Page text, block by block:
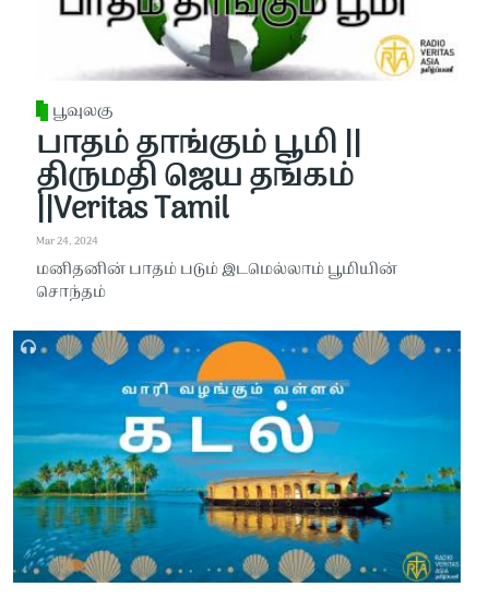
பூவுலகு
பாதம் தாங்கும் பூமி ||
திருமதி ஜெய தங்கம்
||Veritas Tamil
Mar 24, 2024
மனிதனின் பாதம் படும் இடமெல்லாம் பூமியின்
சொந்தம்